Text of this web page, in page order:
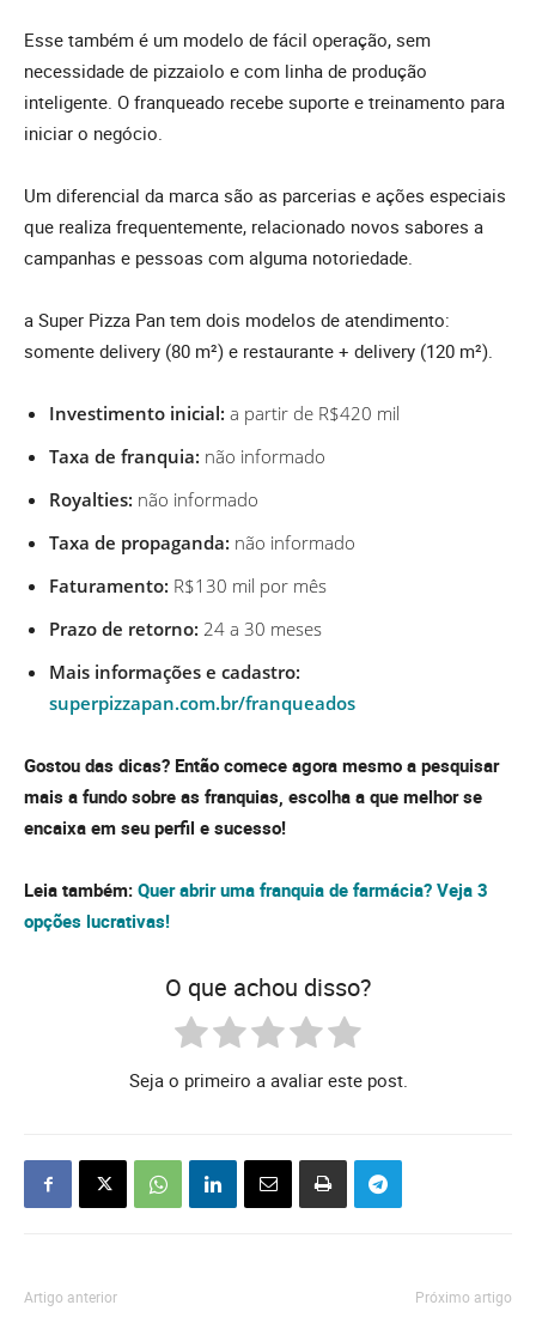
Esse também é um modelo de fácil operação, sem
necessidade de pizzaiolo e com linha de produção
inteligente. O franqueado recebe suporte e treinamento para
iniciar o negócio.
Um diferencial da marca são as parcerias e ações especiais
que realiza frequentemente, relacionado novos sabores a
campanhas e pessoas com alguma notoriedade.
a Super Pizza Pan tem dois modelos de atendimento:
somente delivery (80 m²) e restaurante + delivery (120 m²).
Investimento inicial: a partir de R$420 mil
Taxa de franquia: não informado
Royalties: não informado
Taxa de propaganda: não informado
Faturamento: R$130 mil por mês
Prazo de retorno: 24 a 30 meses
Mais informações e cadastro:
superpizzapan.com.br/franqueados
Gostou das dicas? Então comece agora mesmo a pesquisar
mais a fundo sobre as franquias, escolha a que melhor se
encaixa em seu perfil e sucesso!
Leia também: Quer abrir uma franquia de farmácia? Veja 3
opções lucrativas!
O que achou disso?
Seja o primeiro a avaliar este post.
Artigo anterior Próximo artigo